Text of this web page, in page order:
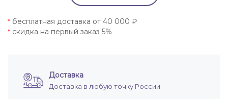
* бесплатная доставка от 40 000 ₽
* скидка на первый заказ 5%
Доставка
Доставка в любую точку России